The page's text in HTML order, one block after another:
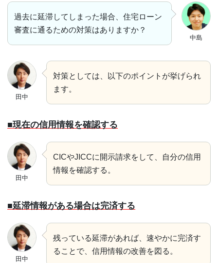
中島
過去に延滞してしまった場合、住宅ローン
審査に通るための対策はありますか？
田中
対策としては、以下のポイントが挙げられ
ます。
■現在の信用情報を確認する
田中
CICやJICCに開示請求をして、自分の信用
情報を確認する。
■延滞情報がある場合は完済する
田中
残っている延滞があれば、速やかに完済す
ることで、信用情報の改善を図る。